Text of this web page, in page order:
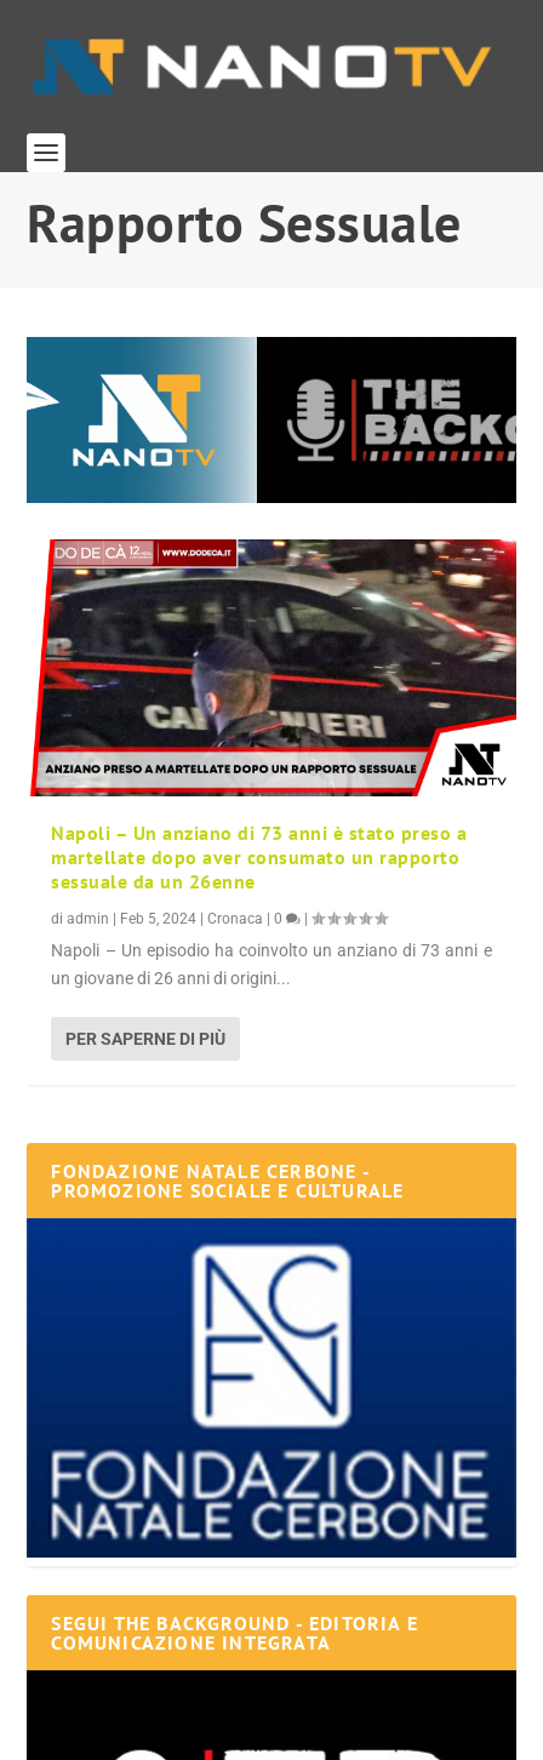
Rapporto Sessuale
Napoli – Un anziano di 73 anni è stato preso a
martellate dopo aver consumato un rapporto
sessuale da un 26enne
diadmin Feb 5, 2024 |Cronaca |0 |
Napoli – Un episodio ha coinvolto un anziano di 73 anni e
un giovane di 26 anni di origini...
PER SAPERNE DI PIÙ
FONDAZIONE NATALE CERBONE -
PROMOZIONE SOCIALE E CULTURALE
SEGUI THE BACKGROUND - EDITORIA E
COMUNICAZIONE INTEGRATA